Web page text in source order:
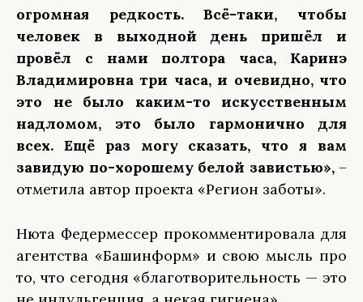
огромная редкость. Всё-таки, чтобы
человек в выходной день пришёл и
провёл с нами полтора часа, Каринэ
Владимировна три часа, и очевидно, что
это не было каким-то искусственным
надломом, это было гармонично для
всех. Ещё раз могу сказать, что я вам
завидую по-хорошему белой завистью», –
отметила автор проекта «Регион заботы».
Нюта Федермессер прокомментировала для
агентства «Башинформ» и свою мысль про
то, что сегодня «благотворительность — это